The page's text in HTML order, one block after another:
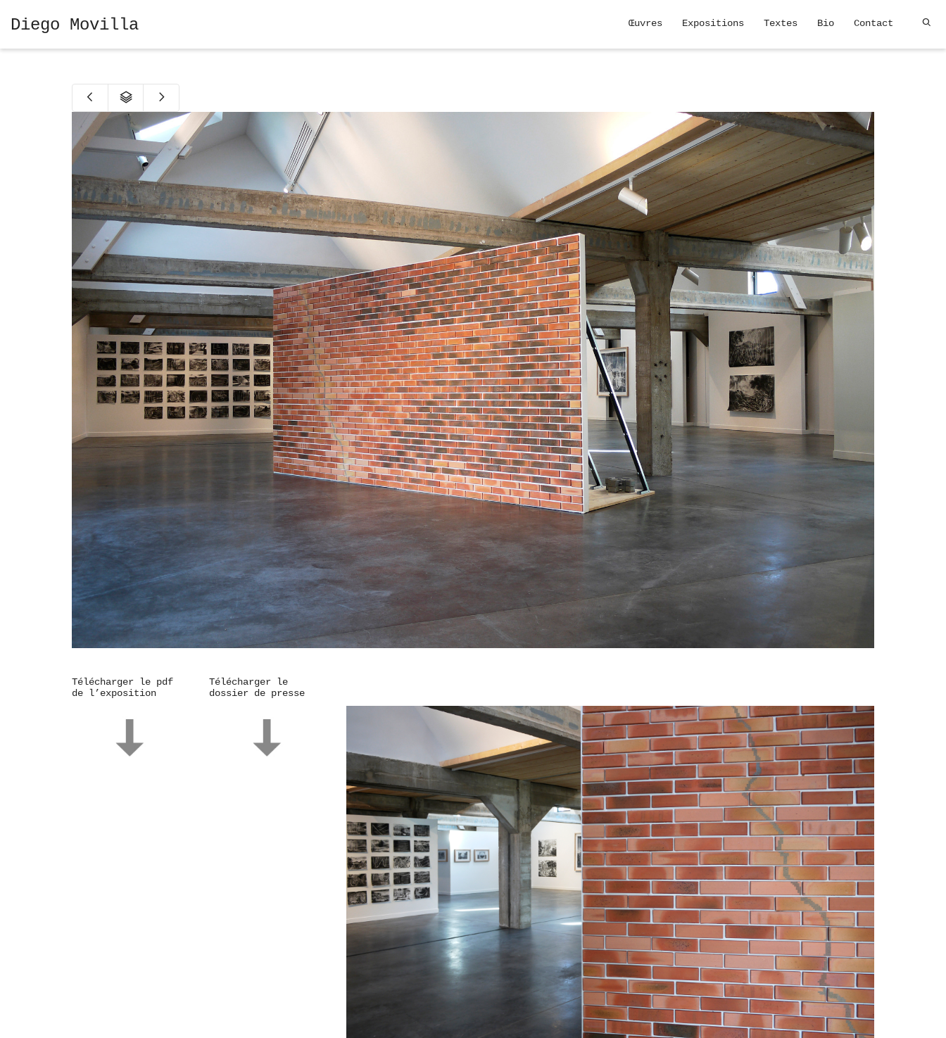
Diego Movilla Œuvres Expositions Textes Bio Contact
Télécharger le pdf
de l’exposition
Télécharger le
dossier de presse